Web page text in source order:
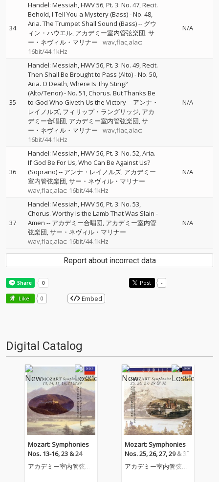
34
Handel: Messiah, HWV 56, Pt. 3: No. 47, Recit.
Behold, I Tell You a Mystery (Bass) - No. 48,
Aria. The Trumpet Shall Sound (Bass)-- グウ
ィン・ハウエル アカデミー室内管弦楽団 サ
ー・ネヴィル・マリナー
wav,flac,alac:
16bit/44.1kHz
N/A
35
Handel: Messiah, HWV 56, Pt. 3: No. 49, Recit.
Then Shall Be Brought to Pass (Alto) - No. 50,
Aria. O Death, Where Is Thy Sting?
(Alto/Tenor) - No. 51, Chorus. But Thanks Be
to God Who Giveth Us the Victory-- アンナ・
レイノルズ フィリップ・ラングリッジ アカ
デミー合唱団 アカデミー室内管弦楽団 サ
ー・ネヴィル・マリナー
wav,flac,alac:
16bit/44.1kHz
N/A
36
Handel: Messiah, HWV 56, Pt. 3: No. 52, Aria.
If God Be For Us, Who Can Be Against Us?
(Soprano)-- アンナ・レイノルズ アカデミー
室内管弦楽団 サー・ネヴィル・マリナー
wav,flac,alac: 16bit/44.1kHz
N/A
37
Handel: Messiah, HWV 56, Pt. 3: No. 53,
Chorus. Worthy Is the Lamb That Was Slain -
Amen -- アカデミー合唱団 アカデミー室内管
弦楽団 サー・ネヴィル・マリナー
wav,flac,alac: 16bit/44.1kHz
N/A
Report about incorrect data
Post -
Like! 0 Embed
Digital Catalog
Mozart: Symphonies
Nos. 13-16, 23 & 24
アカデミー室内管弦楽
Mozart: Symphonies
Nos. 25, 26, 27, 29 & 32
アカデミー室内管弦楽